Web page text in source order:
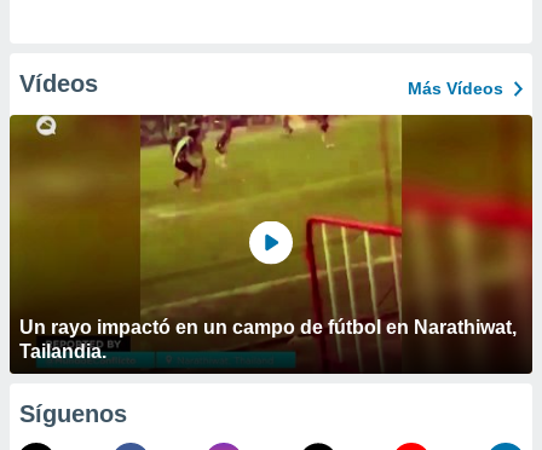
Vídeos Más Vídeos
Un rayo impactó en un campo de fútbol en Narathiwat,
Tailandia.
Síguenos